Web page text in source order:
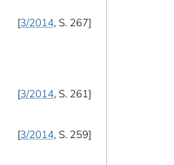
3/2014, S. 267
3/2014, S. 261
3/2014, S. 259